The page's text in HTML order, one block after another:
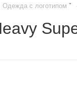
Одежда с логотипом